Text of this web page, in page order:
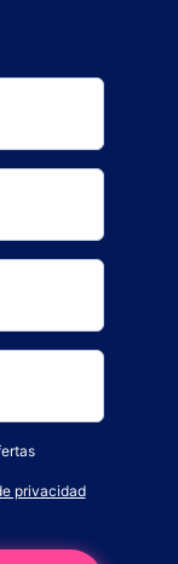
privacidad